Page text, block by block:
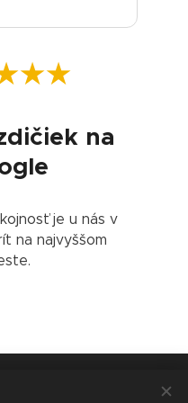
na
je u nás v
na najvyššom